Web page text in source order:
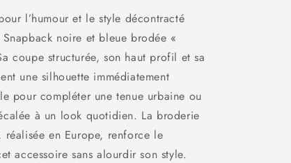
l’humour et le style décontracté
noire et bleue brodée «
coupe structurée, son haut profil et sa
une silhouette immédiatement
pour compléter une tenue urbaine ou
à un look quotidien. La broderie
réalisée en Europe, renforce le
accessoire sans alourdir son style.